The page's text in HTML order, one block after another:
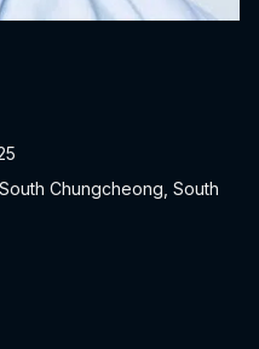
Chungcheong, South